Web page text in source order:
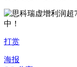
打赏
海报